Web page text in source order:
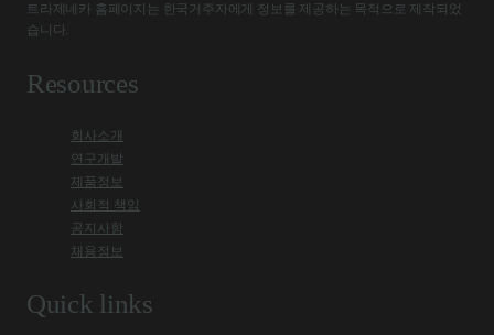
트라제네카 홈페이지는 한국거주자에게 정보를 제공하는 목적으로 제작되었
습니다.
Resources
회사소개
연구개발
제품정보
사회적 책임
공지사항
채용정보
Quick links